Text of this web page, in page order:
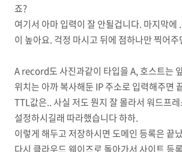
죠?
여기서 아마 입력이 잘 안될겁니다. 마지막에
이 높아요. 걱정 마시고 뒤에 점하나만 찍어
A record도 사진과같이 타입을 A, 호스트는
위치는 아까 복사해둔 IP 주소로 입력해주면
TTL값은.. 사실 저도 뭔지 잘 몰라서 워드프
설정하시길래 따라했습니다 하하.
이렇게 해두고 저장하시면 도메인 등록은 끝
다시 클라우드 웨이즈로 돌아가서 사이트 등